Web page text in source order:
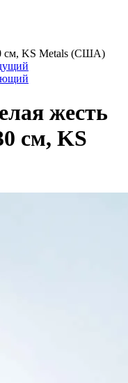
см, KS Metals (США)
жесть
см, KS